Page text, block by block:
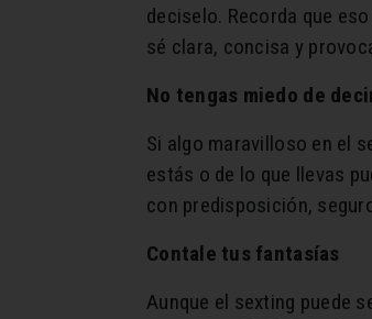
deciselo. Recorda que
sé clara, concisa y
No tengas miedo de
Si algo maravilloso en el
estás o de lo que llevas
con predisposición,
Contale tus fantasías
Aunque el sexting puede